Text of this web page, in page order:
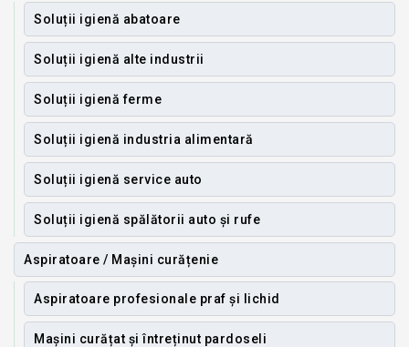
Soluții igienă abatoare
Soluții igienă alte industrii
Soluții igienă ferme
Soluții igienă industria alimentară
Soluții igienă service auto
Soluții igienă spălătorii auto și rufe
Aspiratoare / Mașini curățenie
Aspiratoare profesionale praf și lichid
Mașini curățat și întreținut pardoseli